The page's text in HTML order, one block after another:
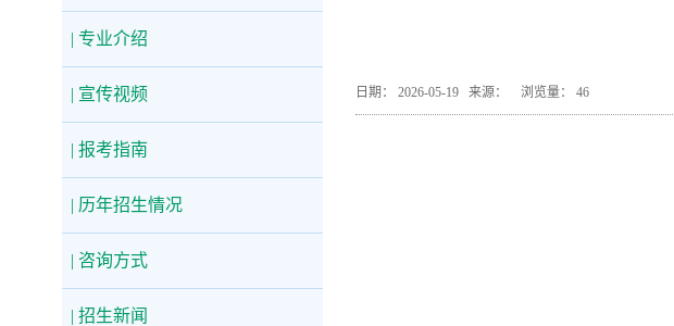
| 专业介绍
| 宣传视频
| 报考指南
| 历年招生情况
| 咨询方式
| 招生新闻
日期： 2026-05-19 来源： 浏览量： 46